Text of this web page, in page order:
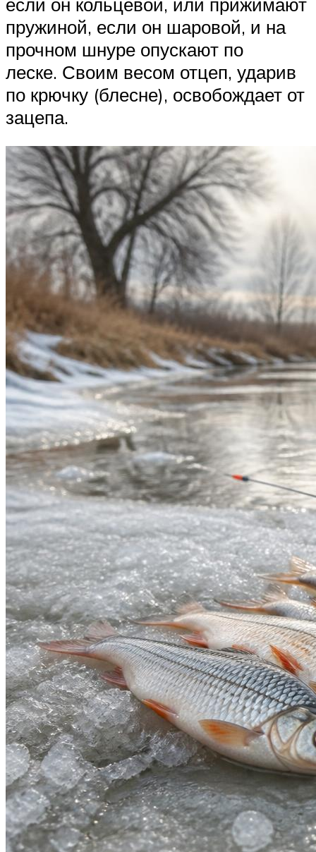
пружиной, если он шаровой, и на
прочном шнуре опускают по
леске. Своим весом отцеп, ударив
по крючку (блесне), освобождает от
зацепа.